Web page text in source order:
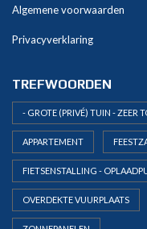
Algemene voorwaarden
Privacyverklaring
TREFWOORDEN
- GROTE (PRIVÉ) TUIN - ZEER
APPARTEMENT
FIETSENSTALLING -
OVERDEKTE VUURPLAATS